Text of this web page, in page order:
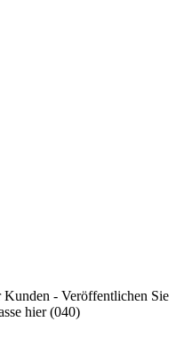
Kunden - Veröffentlichen Sie
hier (040)